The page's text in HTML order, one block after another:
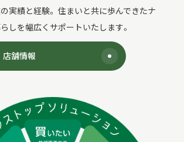
実績と経験。 住まいと共に歩んできたナ
しを幅広くサポートいたします。
店舗情報